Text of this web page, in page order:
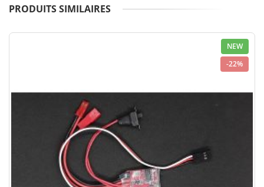
PRODUITS SIMILAIRES
NEW
-22%